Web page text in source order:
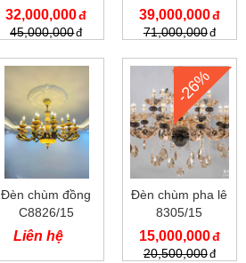
32,000,000
45,000,000
39,000,000
71,000,000
Đèn chùm đồng
C8826/15
Liên hệ
-26%
Đèn chùm pha lê
8305/15
15,000,000
20,500,000